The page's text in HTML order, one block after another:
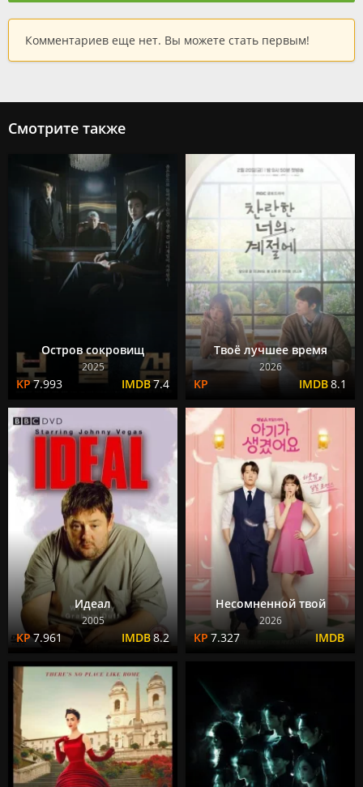
Комментариев еще нет. Вы можете стать первым!
Смотрите также
Остров сокровищ
2025
7.993 7.4
Твоё лучшее время
2026
8.1
Идеал
2005
7.961 8.2
Несомненной твой
2026
7.327